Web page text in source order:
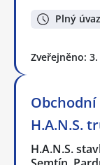
Plný
Zveřejněno:
H.A.N.S.
H.A.N.S.